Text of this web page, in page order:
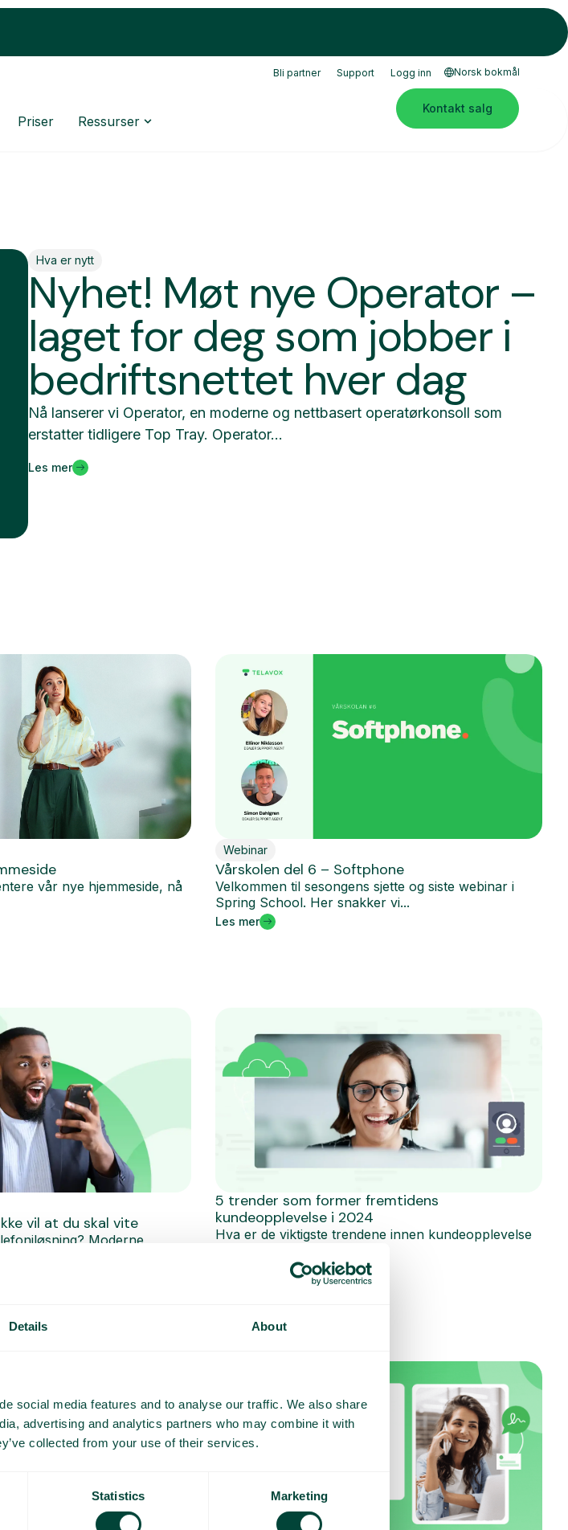
Details About
social media features and to analyse our traffic. We also share
advertising and analytics partners who may combine it with
collected from your use of their services.
Statistics Marketing
Bli partner Support Logg inn Norsk bokmål
Priser Ressurser
Kontakt salg
Hva er nytt
Nyhet! Møt nye Operator –
laget for deg som jobber i
bedriftsnettet hver dag
Nå lanserer vi Operator, en moderne og nettbasert operatørkonsoll som
erstatter tidligere Top Tray. Operator...
Les mer
vår nye hjemmeside, nå
Webinar
Vårskolen del 6 – Softphone
Velkommen til sesongens sjette og siste webinar i
Spring School. Her snakker vi...
Les mer
vil at du skal vite
Moderne
5 trender som former fremtidens
kundeopplevelse i 2024
Hva er de viktigste trendene innen kundeopplevelse